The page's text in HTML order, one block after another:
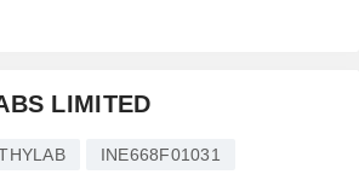
LIMITED
INE668F01031